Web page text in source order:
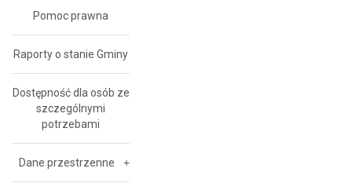
Pomoc prawna
Raporty o stanie Gminy
Dostępność dla osób ze
szczególnymi
potrzebami
Dane przestrzenne